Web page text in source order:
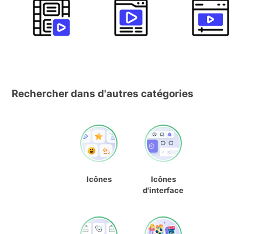
Rechercher dans d'autres catégories
Icônes
Icônes
d'interface